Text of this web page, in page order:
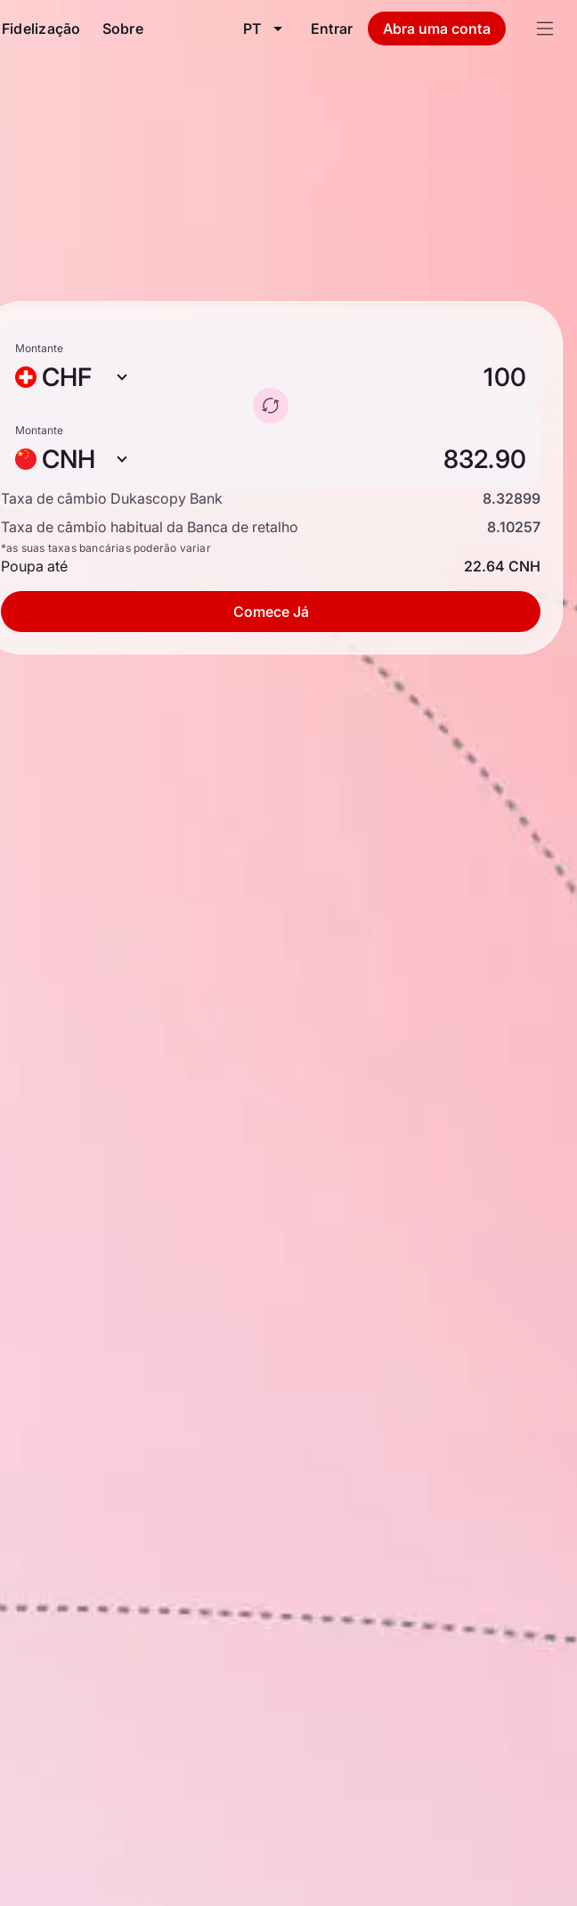
Fidelização Sobre PT Entrar Abra uma conta
Montante
CHF
Montante
CNH
Taxa de câmbio Dukascopy Bank
8.32899
Taxa de câmbio habitual da Banca de retalho
8.10257
*as suas taxas bancárias poderão variar
Poupa até 22.64 CNH
Comece Já